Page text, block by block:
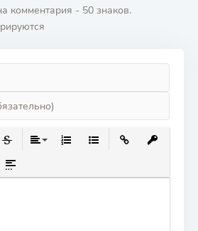
комментария - 50 знаков.
ЗАЧЕРКНУТЫЙ
ВЫРАВНИВАНИЕ
НУМЕРОВАННЫЙ СПИСОК
МАРКИРОВАННЫЙ
ВСТАВИТЬ
ТЕКСТА
ЦИТАТЫ
ВСТАВКА СПОЙЛЕРА